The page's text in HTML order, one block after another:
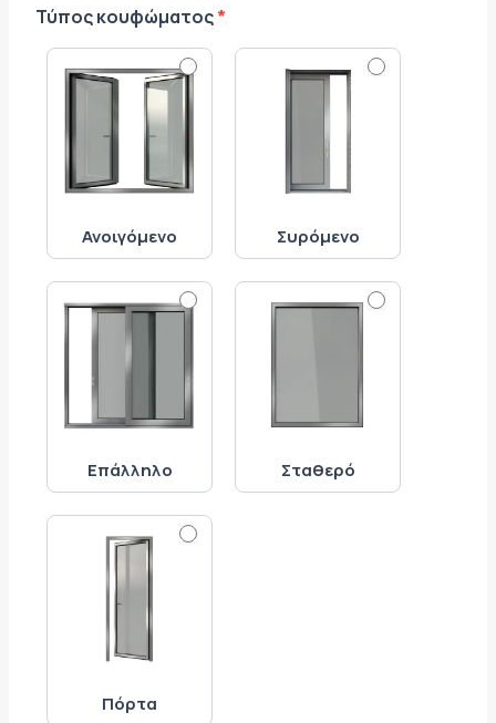
Τύπος κουφώματος*
Ανοιγόμενο Συρόμενο
Επάλληλο Σταθερό
Πόρτα